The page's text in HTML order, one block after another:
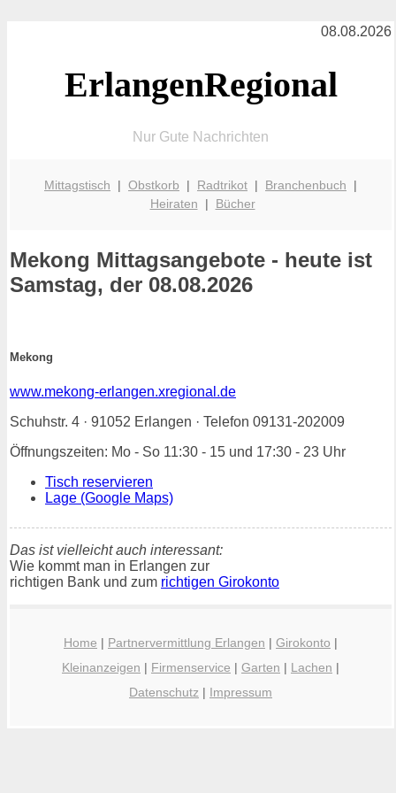
08.08.2026
ErlangenRegional
Nur Gute Nachrichten
Mittagstisch | Obstkorb | Radtrikot | Branchenbuch |
Heiraten | Bücher
Mekong Mittagsangebote - heute ist
Samstag, der 08.08.2026
Mekong
www.mekong-erlangen.xregional.de
Schuhstr. 4 · 91052 Erlangen · Telefon 09131-202009
Öffnungszeiten: Mo - So 11:30 - 15 und 17:30 - 23 Uhr
Tisch reservieren
Lage (Google Maps)
Das ist vielleicht auch interessant:
Wie kommt man in Erlangen zur
richtigen Bank und zum richtigen Girokonto
Home | Partnervermittlung Erlangen | Girokonto |
Kleinanzeigen | Firmenservice | Garten | Lachen |
Datenschutz | Impressum